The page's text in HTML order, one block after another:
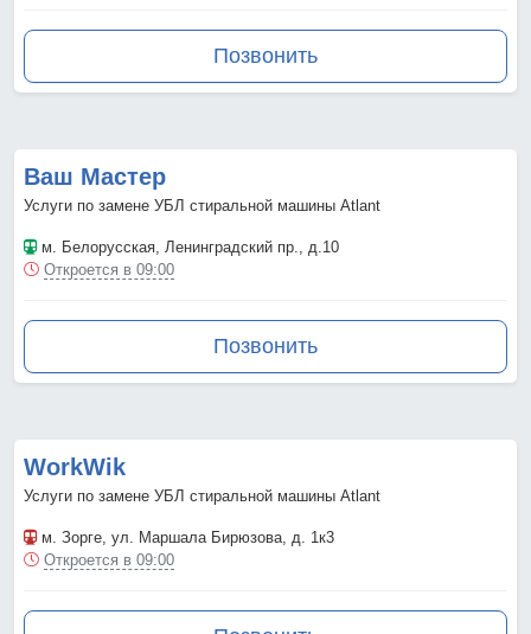
Позвонить
Ваш Мастер
Услуги по замене УБЛ стиральной машины Atlant
м. Белорусская, Ленинградский пр., д.10
Откроется в 09:00
Позвонить
WorkWik
Услуги по замене УБЛ стиральной машины Atlant
м. Зорге, ул. Маршала Бирюзова, д. 1к3
Откроется в 09:00